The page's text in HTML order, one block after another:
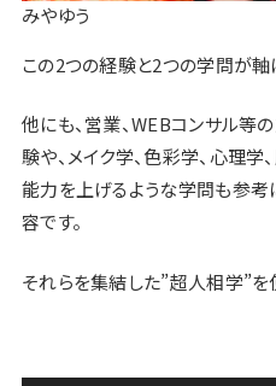
みやゆう
この2つの経験と2つの学問が軸
他にも、営業、WEBコンサル等
験や、メイク学、色彩学、心理
能力を上げるような学問も参考
容です。
それらを集結した”超人相学”を